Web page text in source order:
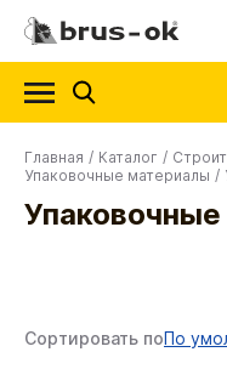
Главная / Каталог /
Упаковочные материалы /
Сортировать поПо